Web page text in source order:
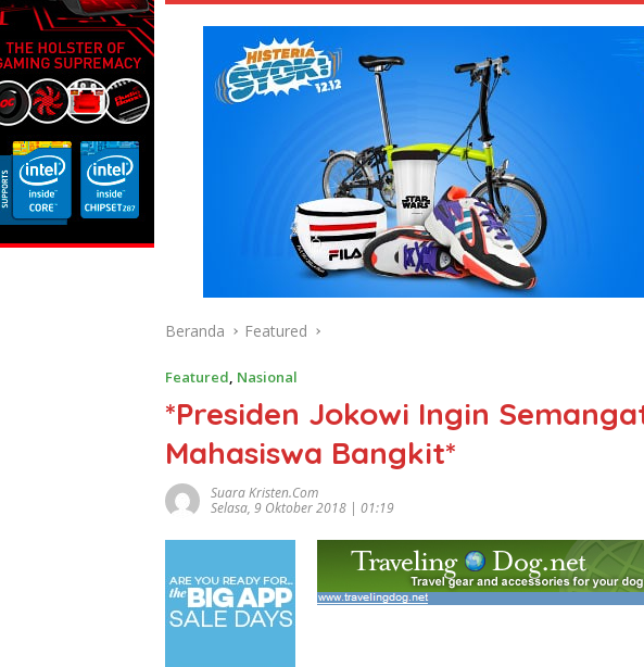
Beranda Featured
Featured, Nasional
*Presiden Jokowi Ingin
Mahasiswa Bangkit*
Suara Kristen.com
Selasa, 9 Oktober 2018 | 01:19